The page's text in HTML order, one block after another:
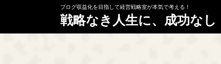
ブログ収益化を目指して経営戦略室が本気で考える！
戦略なき人生に、成功なし